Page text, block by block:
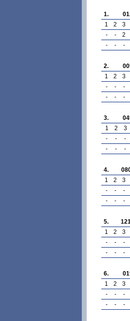
1.
1
2 3
-
- 2
-
- -
2.
1
2 3
-
- -
-
- -
3.
1
2 3
-
- -
-
- -
4.
1
2 3
-
- -
-
- -
5.
1
2 3
-
- -
-
- -
6.
1
2 3
-
- -
-
- -